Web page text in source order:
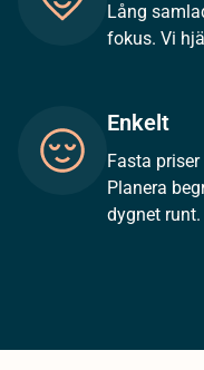
Lång
fokus. Vi
Enkelt
Fasta
Planera
dygnet runt.